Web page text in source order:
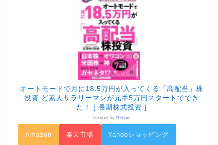
オートモードで月に18.5万円が入ってくる「高配当」株
投資 ど素人サラリーマンが元手5万円スタートででき
た！ [ 長期株式投資 ]
created by Rinker
Amazon 楽天市場 Yahooショッピング